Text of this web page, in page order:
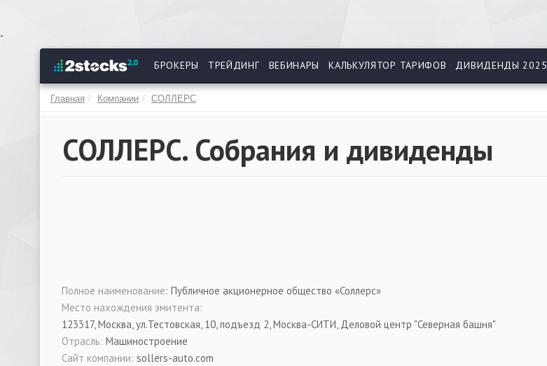
основному
содержанию
-
БРОКЕРЫ ТРЕЙДИНГ ВЕБИНАРЫ КАЛЬКУЛЯТОР ТАРИФОВ ДИВИДЕНДЫ 2025
Главная Компании СОЛЛЕРС
СОЛЛЕРС. Собрания и дивиденды
Полное наименование: Публичное акционерное общество «Соллерс»
Место нахождения эмитента:
123317, Москва, ул.Тестовская, 10, подъезд 2, Москва-СИТИ, Деловой центр "Северная башня"
Отрасль: Машиностроение
Сайт компании: sollers-auto.com